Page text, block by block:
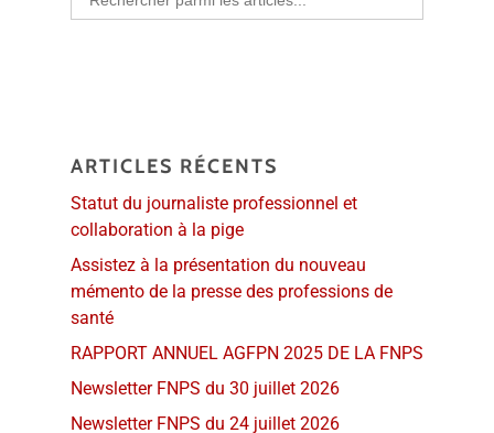
for:
ARTICLES RÉCENTS
Statut du journaliste professionnel et
collaboration à la pige
Assistez à la présentation du nouveau
mémento de la presse des professions de
santé
RAPPORT ANNUEL AGFPN 2025 DE LA FNPS
Newsletter FNPS du 30 juillet 2026
Newsletter FNPS du 24 juillet 2026